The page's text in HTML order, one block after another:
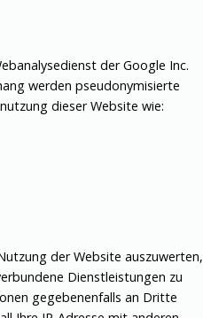
der Google Inc.
werden pseudonymisierte
dieser Website wie:
der Website auszuwerten,
Dienstleistungen zu
gegebenenfalls an Dritte